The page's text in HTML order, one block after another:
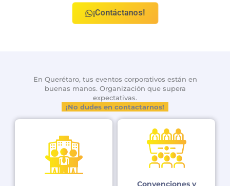
¡Contáctanos!
En Querétaro, tus eventos corporativos están en
buenas manos. Organización que supera
expectativas.
¡No dudes en contactarnos!
Convenciones y